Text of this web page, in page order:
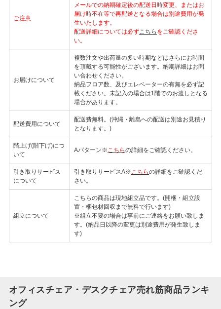
ご注意
メールでの納期確定後の配送日時変更、またはお
届け時不在等で再配送となる場合は別途費用が発
生いたします。
配送詳細については必ずこちら をご確認くださ
い。
お届けについて
複数注文や出荷量の多い時期などはさらにお時間
を頂戴する可能性がございます。納期詳細はお問
い合わせください。
納品フロア数、及びエレベーターの有無を必ず記
載ください。未記入の場合は1階でのお渡しとなる
場合があります。
配送費用について
配送費無料。(沖縄・離島への配送は別途お見積り
となります。)
階上げ(階下げ)につ
いて
Aパターン※こちらの詳細をご確認ください。
引き取りサービス
について
引き取りサービスA※こちらの詳細をご確認くだ
さい。
組立について
こちらの商品は現地組立品です。(開梱・組立設
置・梱包材回収まで無料で行います)
※組立不要の場合は事前にご連絡をお願い致しま
す。(納品日以降の変更は別途費用が発生致しま
す)
オフィスチェア・デスクチェア売れ筋商品ランキ
ング